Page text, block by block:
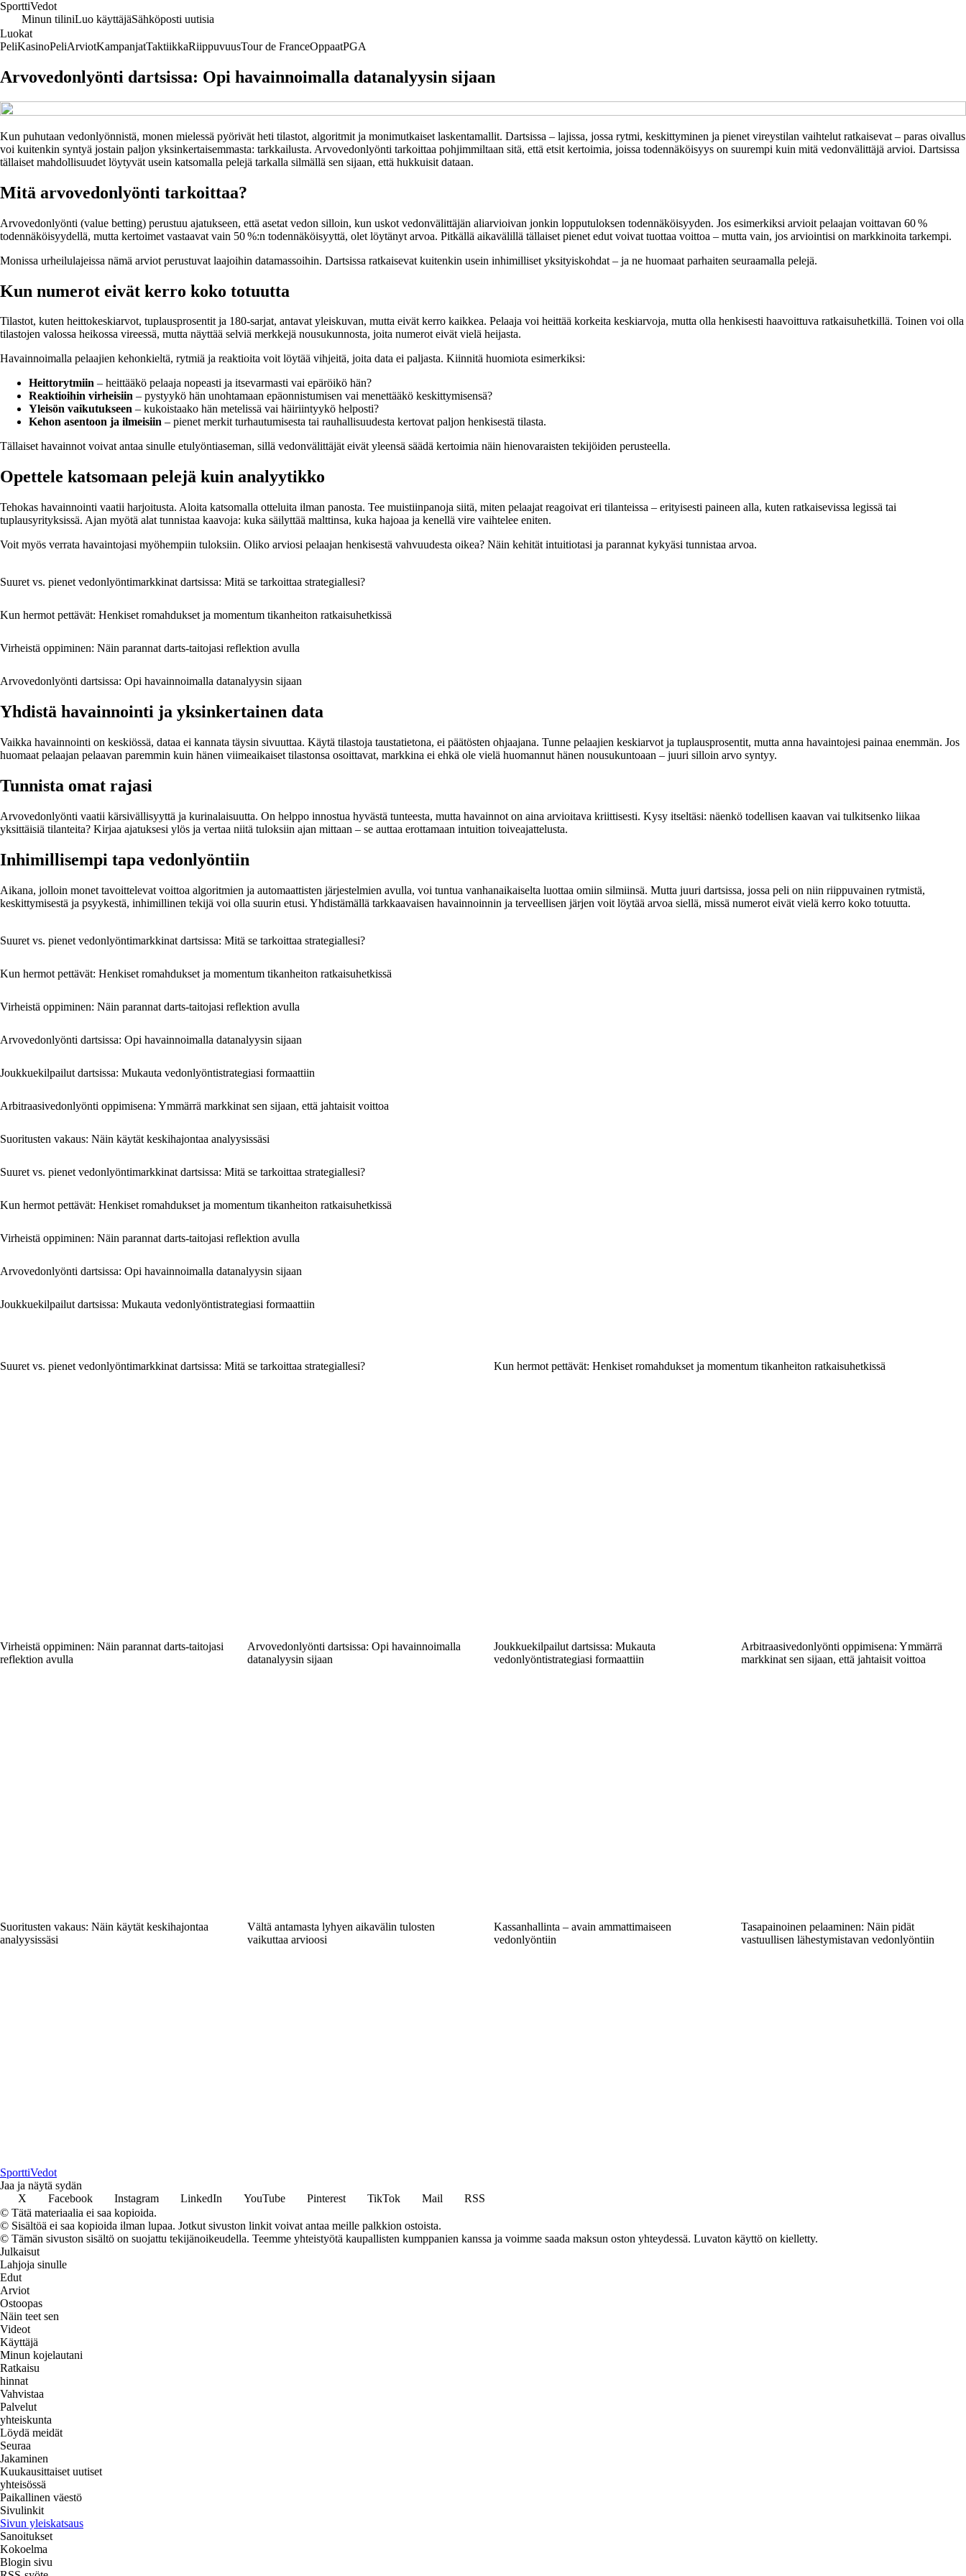
SporttiVedot
Minun tiliniLuo käyttäjäSähköposti uutisia
Luokat
PeliKasinoPeliArviotKampanjatTaktiikkaRiippuvuusTour de FranceOppaatPGA
Arvovedonlyönti dartsissa: Opi havainnoimalla datanalyysin sijaan
Kun puhutaan vedonlyönnistä, monen mielessä pyörivät heti tilastot, algoritmit ja monimutkaiset laskentamallit. Dartsissa – lajissa, jossa rytmi, keskittyminen ja pienet vireystilan vaihtelut ratkaisevat – paras oivallus
voi kuitenkin syntyä jostain paljon yksinkertaisemmasta: tarkkailusta. Arvovedonlyönti tarkoittaa pohjimmiltaan sitä, että etsit kertoimia, joissa todennäköisyys on suurempi kuin mitä vedonvälittäjä arvioi. Dartsissa
tällaiset mahdollisuudet löytyvät usein katsomalla pelejä tarkalla silmällä sen sijaan, että hukkuisit dataan.
Mitä arvovedonlyönti tarkoittaa?
Arvovedonlyönti (value betting) perustuu ajatukseen, että asetat vedon silloin, kun uskot vedonvälittäjän aliarvioivan jonkin lopputuloksen todennäköisyyden. Jos esimerkiksi arvioit pelaajan voittavan 60 %
todennäköisyydellä, mutta kertoimet vastaavat vain 50 %:n todennäköisyyttä, olet löytänyt arvoa. Pitkällä aikavälillä tällaiset pienet edut voivat tuottaa voittoa – mutta vain, jos arviointisi on markkinoita tarkempi.
Monissa urheilulajeissa nämä arviot perustuvat laajoihin datamassoihin. Dartsissa ratkaisevat kuitenkin usein inhimilliset yksityiskohdat – ja ne huomaat parhaiten seuraamalla pelejä.
Kun numerot eivät kerro koko totuutta
Tilastot, kuten heittokeskiarvot, tuplausprosentit ja 180-sarjat, antavat yleiskuvan, mutta eivät kerro kaikkea. Pelaaja voi heittää korkeita keskiarvoja, mutta olla henkisesti haavoittuva ratkaisuhetkillä. Toinen voi olla
tilastojen valossa heikossa vireessä, mutta näyttää selviä merkkejä nousukunnosta, joita numerot eivät vielä heijasta.
Havainnoimalla pelaajien kehonkieltä, rytmiä ja reaktioita voit löytää vihjeitä, joita data ei paljasta. Kiinnitä huomiota esimerkiksi:
Heittorytmiin – heittääkö pelaaja nopeasti ja itsevarmasti vai epäröikö hän?
Reaktioihin virheisiin – pystyykö hän unohtamaan epäonnistumisen vai menettääkö keskittymisensä?
Yleisön vaikutukseen – kukoistaako hän metelissä vai häiriintyykö helposti?
Kehon asentoon ja ilmeisiin – pienet merkit turhautumisesta tai rauhallisuudesta kertovat paljon henkisestä tilasta.
Tällaiset havainnot voivat antaa sinulle etulyöntiaseman, sillä vedonvälittäjät eivät yleensä säädä kertoimia näin hienovaraisten tekijöiden perusteella.
Opettele katsomaan pelejä kuin analyytikko
Tehokas havainnointi vaatii harjoitusta. Aloita katsomalla otteluita ilman panosta. Tee muistiinpanoja siitä, miten pelaajat reagoivat eri tilanteissa – erityisesti paineen alla, kuten ratkaisevissa legissä tai
tuplausyrityksissä. Ajan myötä alat tunnistaa kaavoja: kuka säilyttää malttinsa, kuka hajoaa ja kenellä vire vaihtelee eniten.
Voit myös verrata havaintojasi myöhempiin tuloksiin. Oliko arviosi pelaajan henkisestä vahvuudesta oikea? Näin kehität intuitiotasi ja parannat kykyäsi tunnistaa arvoa.
Suuret vs. pienet vedonlyöntimarkkinat dartsissa: Mitä se tarkoittaa strategiallesi?
Kun hermot pettävät: Henkiset romahdukset ja momentum tikanheiton ratkaisuhetkissä
Virheistä oppiminen: Näin parannat darts-taitojasi reflektion avulla
Arvovedonlyönti dartsissa: Opi havainnoimalla datanalyysin sijaan
Yhdistä havainnointi ja yksinkertainen data
Vaikka havainnointi on keskiössä, dataa ei kannata täysin sivuuttaa. Käytä tilastoja taustatietona, ei päätösten ohjaajana. Tunne pelaajien keskiarvot ja tuplausprosentit, mutta anna havaintojesi painaa enemmän. Jos
huomaat pelaajan pelaavan paremmin kuin hänen viimeaikaiset tilastonsa osoittavat, markkina ei ehkä ole vielä huomannut hänen nousukuntoaan – juuri silloin arvo syntyy.
Tunnista omat rajasi
Arvovedonlyönti vaatii kärsivällisyyttä ja kurinalaisuutta. On helppo innostua hyvästä tunteesta, mutta havainnot on aina arvioitava kriittisesti. Kysy itseltäsi: näenkö todellisen kaavan vai tulkitsenko liikaa
yksittäisiä tilanteita? Kirjaa ajatuksesi ylös ja vertaa niitä tuloksiin ajan mittaan – se auttaa erottamaan intuition toiveajattelusta.
Inhimillisempi tapa vedonlyöntiin
Aikana, jolloin monet tavoittelevat voittoa algoritmien ja automaattisten järjestelmien avulla, voi tuntua vanhanaikaiselta luottaa omiin silmiinsä. Mutta juuri dartsissa, jossa peli on niin riippuvainen rytmistä,
keskittymisestä ja psyykestä, inhimillinen tekijä voi olla suurin etusi. Yhdistämällä tarkkaavaisen havainnoinnin ja terveellisen järjen voit löytää arvoa siellä, missä numerot eivät vielä kerro koko totuutta.
Suuret vs. pienet vedonlyöntimarkkinat dartsissa: Mitä se tarkoittaa strategiallesi?
Kun hermot pettävät: Henkiset romahdukset ja momentum tikanheiton ratkaisuhetkissä
Virheistä oppiminen: Näin parannat darts-taitojasi reflektion avulla
Arvovedonlyönti dartsissa: Opi havainnoimalla datanalyysin sijaan
Joukkuekilpailut dartsissa: Mukauta vedonlyöntistrategiasi formaattiin
Arbitraasivedonlyönti oppimisena: Ymmärrä markkinat sen sijaan, että jahtaisit voittoa
Suoritusten vakaus: Näin käytät keskihajontaa analyysissäsi
Suuret vs. pienet vedonlyöntimarkkinat dartsissa: Mitä se tarkoittaa strategiallesi?
Kun hermot pettävät: Henkiset romahdukset ja momentum tikanheiton ratkaisuhetkissä
Virheistä oppiminen: Näin parannat darts-taitojasi reflektion avulla
Arvovedonlyönti dartsissa: Opi havainnoimalla datanalyysin sijaan
Joukkuekilpailut dartsissa: Mukauta vedonlyöntistrategiasi formaattiin
Suuret vs. pienet vedonlyöntimarkkinat dartsissa: Mitä se tarkoittaa strategiallesi? Kun hermot pettävät: Henkiset romahdukset ja momentum tikanheiton ratkaisuhetkissä
Virheistä oppiminen: Näin parannat darts-taitojasi
reflektion avulla
Arvovedonlyönti dartsissa: Opi havainnoimalla
datanalyysin sijaan
Joukkuekilpailut dartsissa: Mukauta
vedonlyöntistrategiasi formaattiin
Arbitraasivedonlyönti oppimisena: Ymmärrä
markkinat sen sijaan, että jahtaisit voittoa
Suoritusten vakaus: Näin käytät keskihajontaa
analyysissäsi
Vältä antamasta lyhyen aikavälin tulosten
vaikuttaa arvioosi
Kassanhallinta – avain ammattimaiseen
vedonlyöntiin
Tasapainoinen pelaaminen: Näin pidät
vastuullisen lähestymistavan vedonlyöntiin
SporttiVedot
Jaa ja näytä sydän
X
Facebook Instagram LinkedIn YouTube Pinterest TikTok Mail
RSS
© Tätä materiaalia ei saa kopioida.
© Sisältöä ei saa kopioida ilman lupaa. Jotkut sivuston linkit voivat antaa meille palkkion ostoista.
© Tämän sivuston sisältö on suojattu tekijänoikeudella. Teemme yhteistyötä kaupallisten kumppanien kanssa ja voimme saada maksun oston yhteydessä. Luvaton käyttö on kielletty.
Julkaisut
Lahjoja sinulle
Edut
Arviot
Ostoopas
Näin teet sen
Videot
Käyttäjä
Minun kojelautani
Ratkaisu
hinnat
Vahvistaa
Palvelut
yhteiskunta
Löydä meidät
Seuraa
Jakaminen
Kuukausittaiset uutiset
yhteisössä
Paikallinen väestö
Sivulinkit
Sivun yleiskatsaus
Sanoitukset
Kokoelma
Blogin sivu